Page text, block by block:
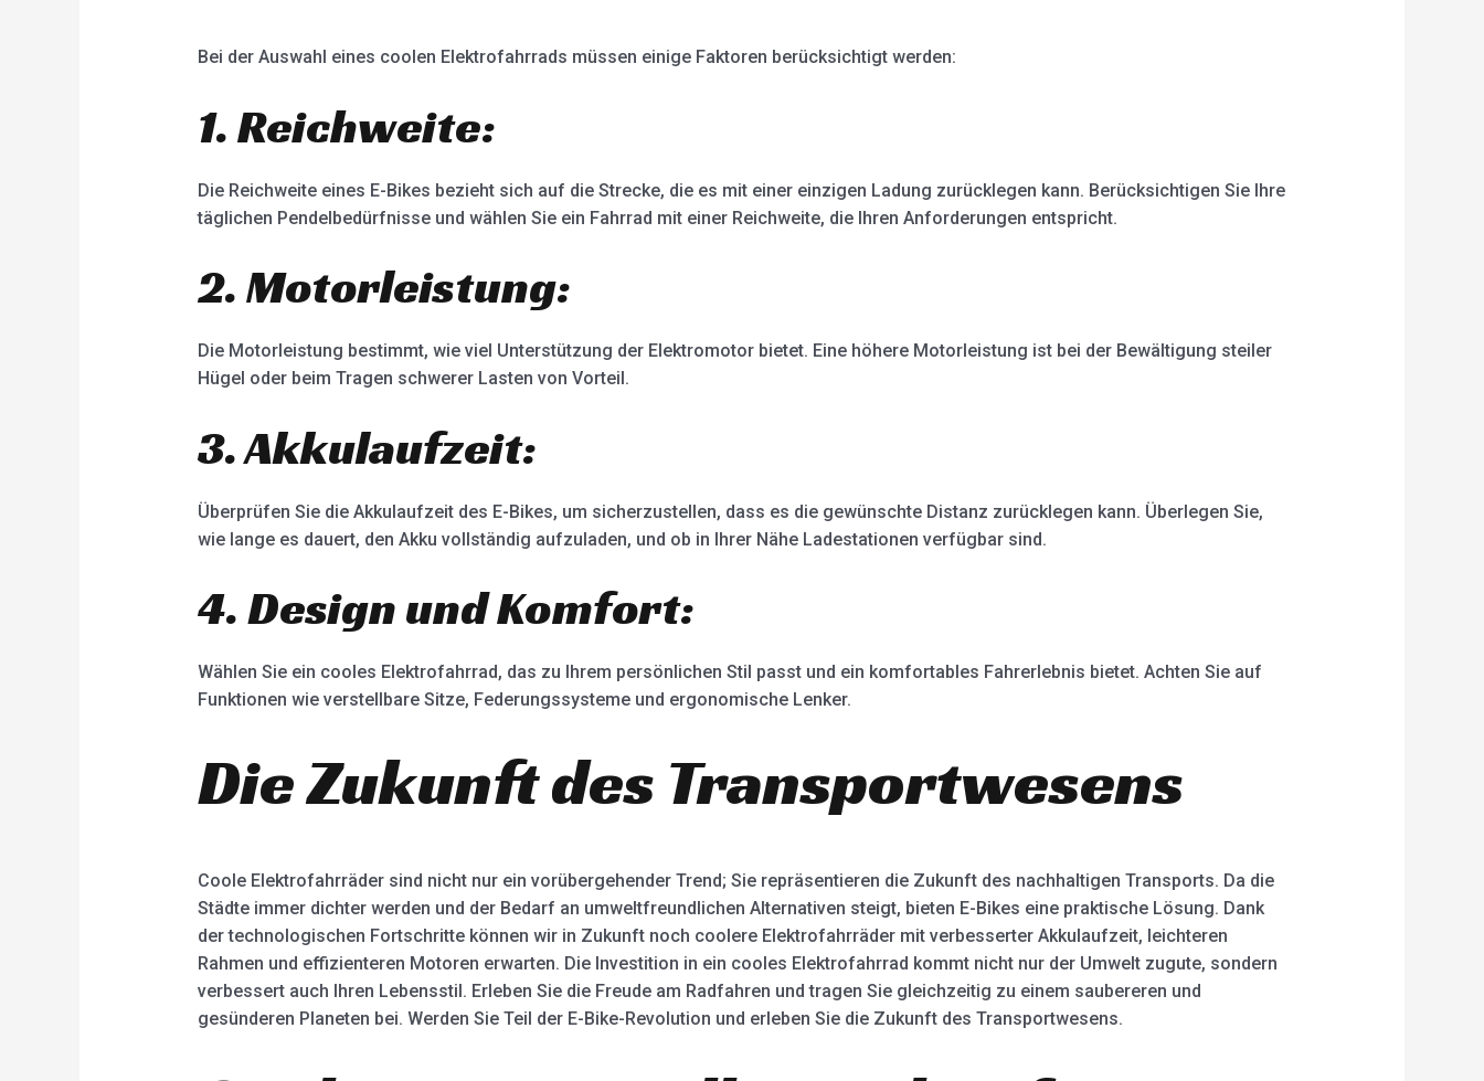
Bei der Auswahl eines coolen Elektrofahrrads müssen einige Faktoren berücksichtigt werden:
1. Reichweite:
Die Reichweite eines E-Bikes bezieht sich auf die Strecke, die es mit einer einzigen Ladung zurücklegen kann. Berücksichtigen Sie Ihre
täglichen Pendelbedürfnisse und wählen Sie ein Fahrrad mit einer Reichweite, die Ihren Anforderungen entspricht.
2. Motorleistung:
Die Motorleistung bestimmt, wie viel Unterstützung der Elektromotor bietet. Eine höhere Motorleistung ist bei der Bewältigung steiler
Hügel oder beim Tragen schwerer Lasten von Vorteil.
3. Akkulaufzeit:
Überprüfen Sie die Akkulaufzeit des E-Bikes, um sicherzustellen, dass es die gewünschte Distanz zurücklegen kann. Überlegen Sie,
wie lange es dauert, den Akku vollständig aufzuladen, und ob in Ihrer Nähe Ladestationen verfügbar sind.
4. Design und Komfort:
Wählen Sie ein cooles Elektrofahrrad, das zu Ihrem persönlichen Stil passt und ein komfortables Fahrerlebnis bietet. Achten Sie auf
Funktionen wie verstellbare Sitze, Federungssysteme und ergonomische Lenker.
Die Zukunft des Transportwesens
Coole Elektrofahrräder sind nicht nur ein vorübergehender Trend; Sie repräsentieren die Zukunft des nachhaltigen Transports. Da die
Städte immer dichter werden und der Bedarf an umweltfreundlichen Alternativen steigt, bieten E-Bikes eine praktische Lösung. Dank
der technologischen Fortschritte können wir in Zukunft noch coolere Elektrofahrräder mit verbesserter Akkulaufzeit, leichteren
Rahmen und effizienteren Motoren erwarten. Die Investition in ein cooles Elektrofahrrad kommt nicht nur der Umwelt zugute, sondern
verbessert auch Ihren Lebensstil. Erleben Sie die Freude am Radfahren und tragen Sie gleichzeitig zu einem saubereren und
gesünderen Planeten bei. Werden Sie Teil der E-Bike-Revolution und erleben Sie die Zukunft des Transportwesens.